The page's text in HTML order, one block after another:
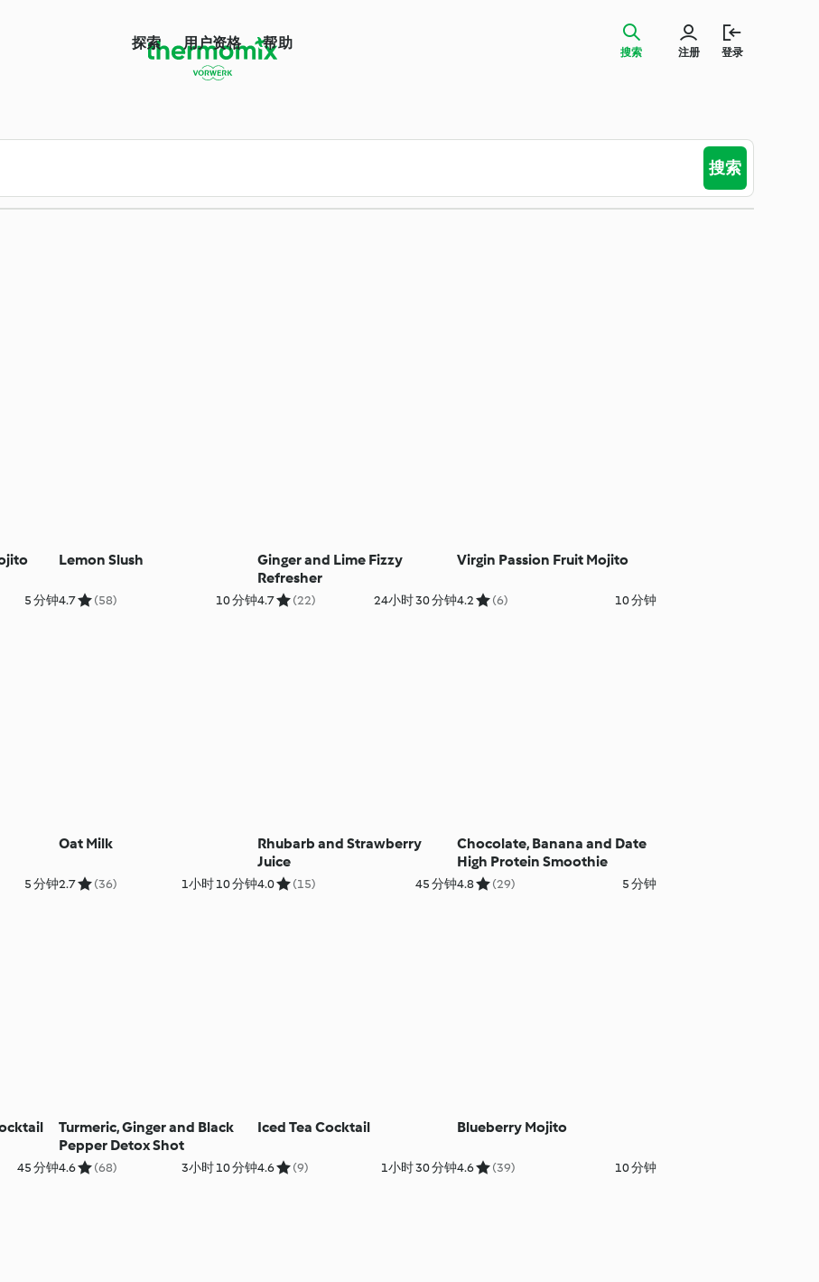
探索 用户资格 帮助
注册 登录
搜索
搜索
5 分钟
Lemon Slush
4.7 (58) 10 分钟
Ginger and Lime Fizzy
Refresher
4.7 (22) 24小时 30 分钟
Virgin Passion Fruit Mojito
4.2 (6) 10 分钟
5 分钟
Oat Milk
2.7 (36) 1小时 10 分钟
Rhubarb and Strawberry
Juice
4.0 (15) 45 分钟
Chocolate, Banana and Date
High Protein Smoothie
4.8 (29) 5 分钟
45 分钟
Turmeric, Ginger and Black
Pepper Detox Shot
4.6 (68) 3小时 10 分钟
Iced Tea Cocktail
4.6 (9) 1小时 30 分钟
Blueberry Mojito
4.6 (39) 10 分钟